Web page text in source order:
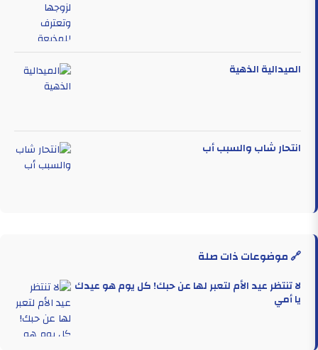
الميدالية الذهية
انتحار شاب والسبب أب
🔗 موضوعات ذات صلة
لا تنتظر عيد الأم لتعبر لها عن حبك! كل يوم هو عيدك
يا أمي